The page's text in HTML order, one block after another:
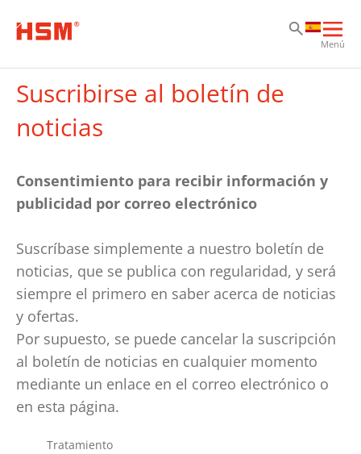
Menú
Suscribirse al boletín de
noticias
Consentimiento para recibir información y
publicidad por correo electrónico
Suscríbase simplemente a nuestro boletín de
noticias, que se publica con regularidad, y será
siempre el primero en saber acerca de noticias
y ofertas.
Por supuesto, se puede cancelar la suscripción
al boletín de noticias en cualquier momento
mediante un enlace en el correo electrónico o
en esta página.
Tratamiento